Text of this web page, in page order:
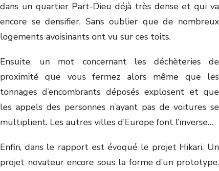
dans un quartier Part-Dieu déjà très dense et qui va
encore se densifier. Sans oublier que de nombreux
logements avoisinants ont vu sur ces toits.
Ensuite, un mot concernant les déchèteries de
proximité que vous fermez alors même que les
tonnages d’encombrants déposés explosent et que
les appels des personnes n’ayant pas de voitures se
multiplient. Les autres villes d’Europe font l’inverse…
Enfin, dans le rapport est évoqué le projet Hikari. Un
projet novateur encore sous la forme d’un prototype.